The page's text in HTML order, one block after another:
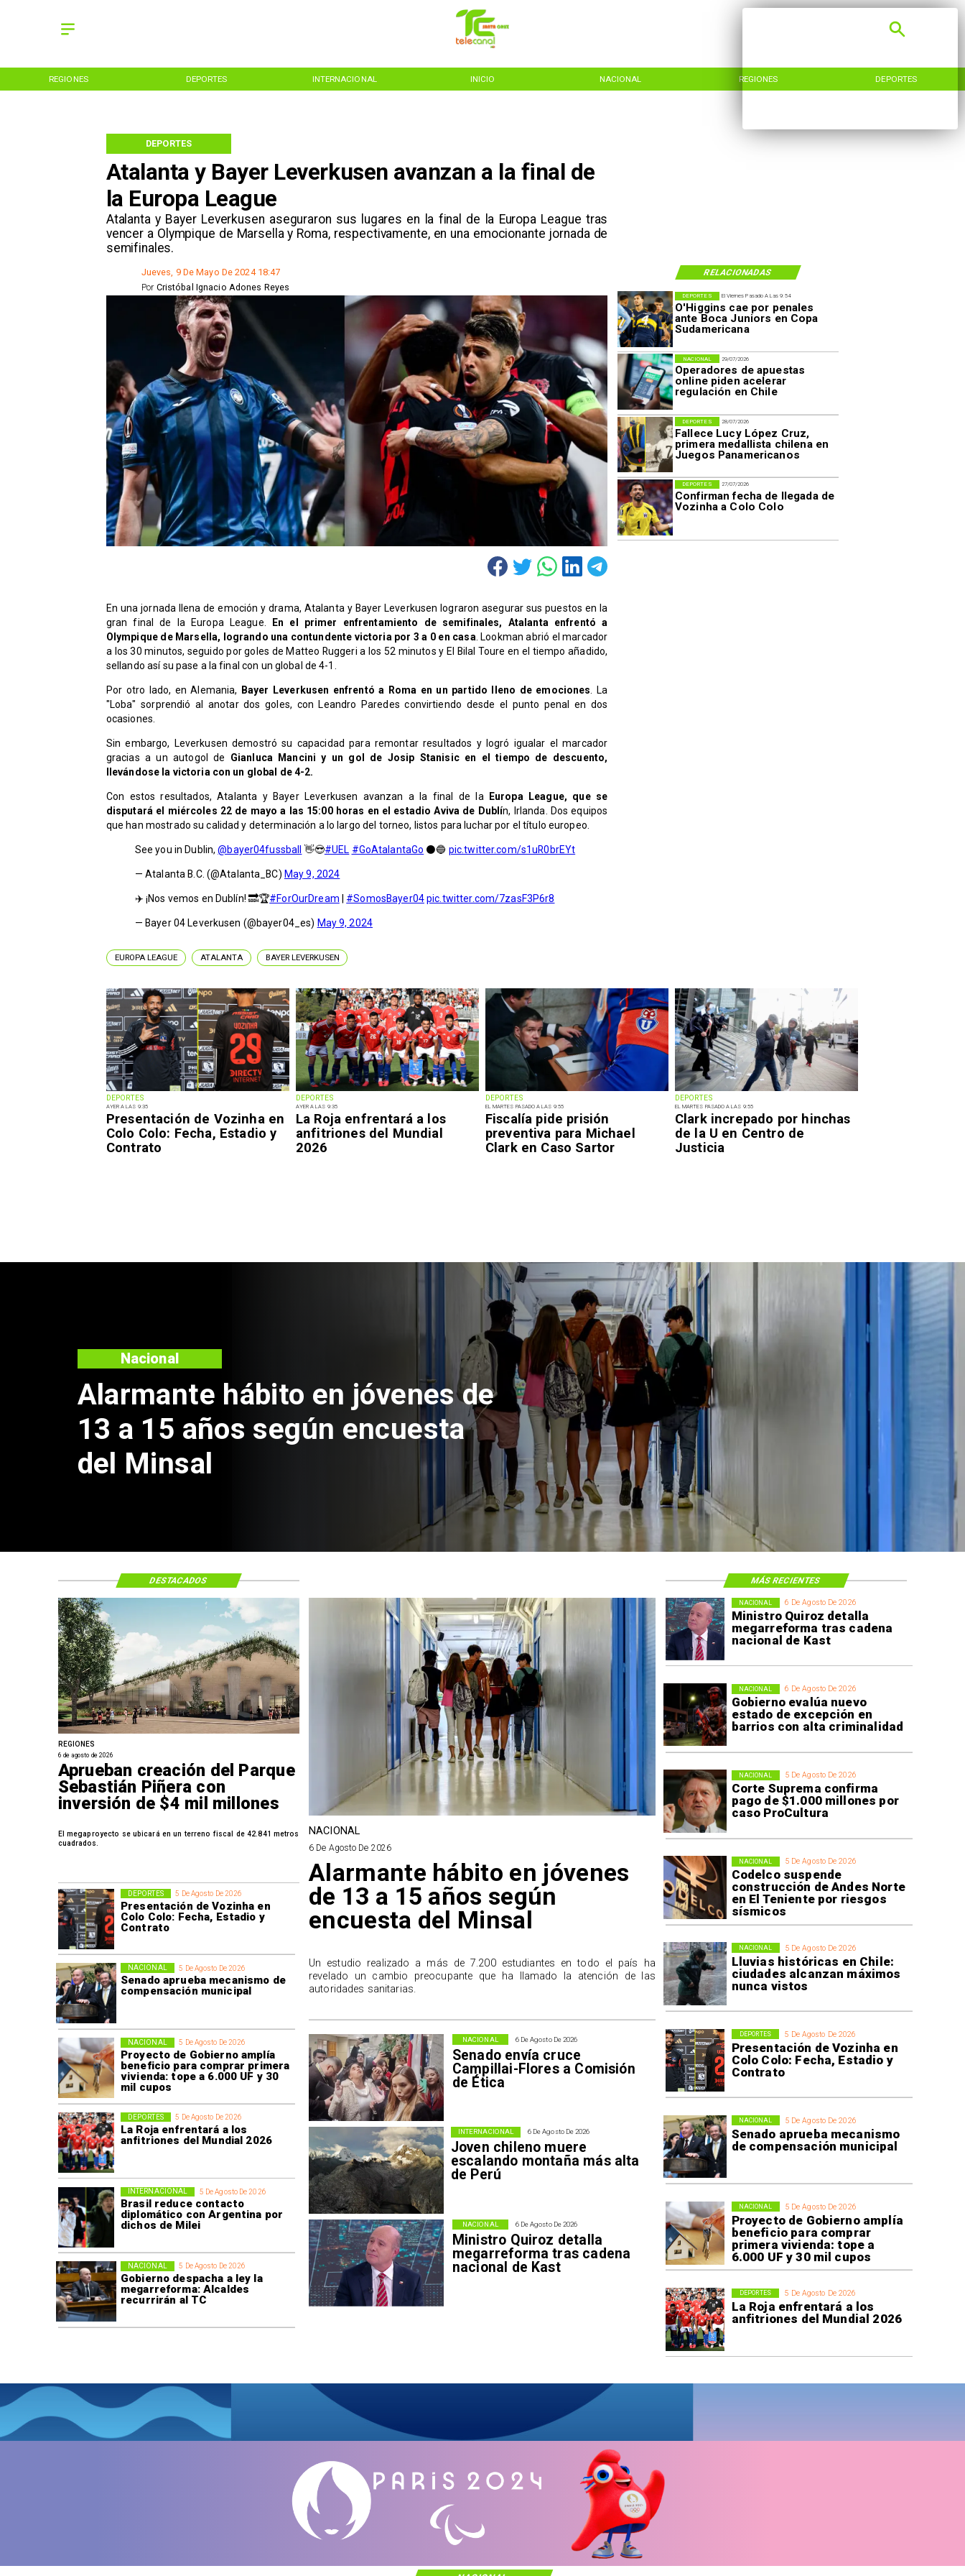
REGIONES DEPORTES INTERNACIONAL INICIO NACIONAL REGIONES DEPORTES
Atalanta y Bayer Leverkusen avanzan a la final de
la Europa League
​Atalanta y Bayer Leverkusen aseguraron sus lugares en la final de la Europa League tras
vencer a Olympique de Marsella y Roma, respectivamente, en una emocionante jornada de
semifinales.
DEPORTES
RELACIONADAS
Jueves, 9 De Mayo De 2024 18:47
Cristóbal Ignacio Adones Reyes
Por
DEPORTES
AYER A LAS 9:35
Presentación de Vozinha en
Colo Colo: Fecha, Estadio y
Contrato
DEPORTES
AYER A LAS 9:35
La Roja enfrentará a los
anfitriones del Mundial
2026
DEPORTES
EL MARTES PASADO A LAS 9:55
Fiscalía pide prisión
preventiva para Michael
Clark en Caso Sartor
DEPORTES
EL MARTES PASADO A LAS 9:55
Clark increpado por hinchas
de la U en Centro de
Justicia
El Viernes Pasado A Las 9:54
O'Higgins cae por penales
ante Boca Juniors en Copa
Sudamericana
DEPORTES
29/07/2026
Operadores de apuestas
online piden acelerar
regulación en Chile
NACIONAL
28/07/2026
Fallece Lucy López Cruz,
primera medallista chilena en
Juegos Panamericanos
DEPORTES
27/07/2026
Confirman fecha de llegada de
Vozinha a Colo Colo
DEPORTES
En una jornada llena de emoción y drama, Atalanta y Bayer Leverkusen lograron asegurar sus puestos en la
gran final de la Europa League.
En el primer enfrentamiento de semifinales, Atalanta enfrentó a
Olympique de Marsella, logrando una contundente victoria por 3 a 0 en casa . Lookman abrió el marcador
a los 30 minutos, seguido por goles de Matteo Ruggeri a los 52 minutos y El Bilal Toure en el tiempo añadido,
sellando así su pase a la final con un global de 4-1.
Por otro lado, en Alemania, Bayer Leverkusen enfrentó a Roma en un partido lleno de emociones . La
"Loba" sorprendió al anotar dos goles, con Leandro Paredes convirtiendo desde el punto penal en dos
ocasiones.
Sin embargo, Leverkusen demostró su capacidad para remontar resultados y logró igualar el marcador
gracias a un autogol de Gianluca Mancini y un gol de Josip Stanisic en el tiempo de descuento,
llevándose la victoria con un global de 4-2.
Con estos resultados, Atalanta y Bayer Leverkusen avanzan a la final de la
Europa League, que se
disputará el miércoles 22 de mayo a las 15:00 horas en el estadio Aviva de Dublín, Irlanda. Dos equipos
que han mostrado su calidad y determinación a lo largo del torneo, listos para luchar por el título europeo.
See you in Dublin,@bayer04fussball 👋😎#UEL #GoAtalantaGo ⚫️🔵 pic.twitter.com/s1uR0brEYt
— Atalanta B.C. (@Atalanta_BC) May 9, 2024
✈️ ¡Nos vemos en Dublín! 🔜🏆#ForOurDream | #SomosBayer04pic.twitter.com/7zasF3P6r8
— Bayer 04 Leverkusen (@bayer04_es) May 9, 2024
EUROPA LEAGUE ATALANTA BAYER LEVERKUSEN
Aprueban creación del Parque
Sebastián Piñera con inversión
de $4 mil millones
Regiones
6 De Agosto De 2026
Ministro Quiroz detalla
megarreforma tras cadena
nacional de Kast
NACIONAL
6 De Agosto De 2026
Gobierno evalúa nuevo
estado de excepción en
barrios con alta criminalidad
NACIONAL
5 De Agosto De 2026
Corte Suprema confirma
pago de $1.000 millones por
caso ProCultura
NACIONAL
5 De Agosto De 2026
Codelco suspende
construcción de Andes Norte
en El Teniente por riesgos
sísmicos
NACIONAL
5 De Agosto De 2026
Lluvias históricas en Chile:
ciudades alcanzan máximos
nunca vistos
NACIONAL
5 De Agosto De 2026
Presentación de Vozinha en
Colo Colo: Fecha, Estadio y
Contrato
DEPORTES
5 De Agosto De 2026
Senado aprueba mecanismo
de compensación municipal
NACIONAL
5 De Agosto De 2026
Proyecto de Gobierno amplía
beneficio para comprar
primera vivienda: tope a
6.000 UF y 30 mil cupos
NACIONAL
5 De Agosto De 2026
La Roja enfrentará a los
anfitriones del Mundial 2026
DEPORTES
5 De Agosto De 2026
Presentación de Vozinha en
Colo Colo: Fecha, Estadio y
Contrato
DEPORTES
5 De Agosto De 2026
Senado aprueba mecanismo de
compensación municipal
NACIONAL
5 De Agosto De 2026
Proyecto de Gobierno amplía
beneficio para comprar primera
vivienda: tope a 6.000 UF y 30
mil cupos
NACIONAL
5 De Agosto De 2026
La Roja enfrentará a los
anfitriones del Mundial 2026
DEPORTES
5 De Agosto De 2026
Brasil reduce contacto
diplomático con Argentina por
dichos de Milei
INTERNACIONAL
5 De Agosto De 2026
Gobierno despacha a ley la
megarreforma: Alcaldes
recurrirán al TC
NACIONAL
6 De Agosto De 2026
Senado envía cruce
Campillai-Flores a Comisión
de Ética
NACIONAL
6 De Agosto De 2026
Joven chileno muere
escalando montaña más alta
de Perú
INTERNACIONAL
6 De Agosto De 2026
Ministro Quiroz detalla
megarreforma tras cadena
nacional de Kast
NACIONAL
REGIONES
6 de agosto de 2026
Aprueban creación del Parque
Sebastián Piñera con
inversión de $4 mil millones
El megaproyecto se ubicará en un terreno fiscal de 42.841 metros
cuadrados.
NACIONAL
6 De Agosto De 2026
Alarmante hábito en jóvenes
de 13 a 15 años según
encuesta del Minsal
Un estudio realizado a más de 7.200 estudiantes en todo el país ha
revelado un cambio preocupante que ha llamado la atención de las
autoridades sanitarias.
DESTACADOS MÁS RECIENTES